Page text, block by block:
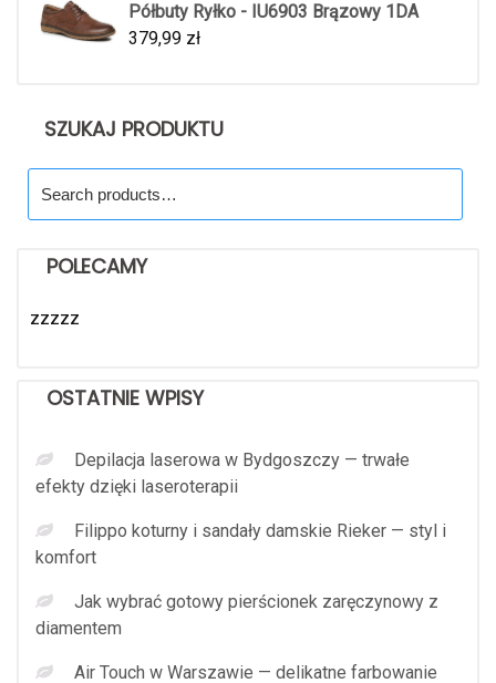
Półbuty Ryłko - IU6903 Brązowy 1DA
379,99 zł
SZUKAJ PRODUKTU
for:
POLECAMY
zzzzz
OSTATNIE WPISY
Depilacja laserowa w Bydgoszczy — trwałe
efekty dzięki laseroterapii
Filippo koturny i sandały damskie Rieker — styl i
komfort
Jak wybrać gotowy pierścionek zaręczynowy z
diamentem
Air Touch w Warszawie — delikatne farbowanie